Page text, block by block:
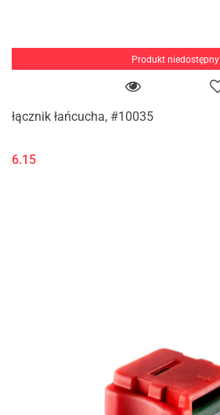
Produkt niedostępny
łącznik łańcucha, #10035
6.15